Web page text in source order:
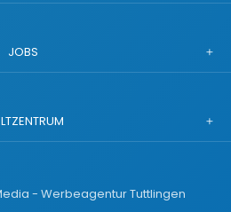
JOBS
- Werbeagentur Tuttlingen